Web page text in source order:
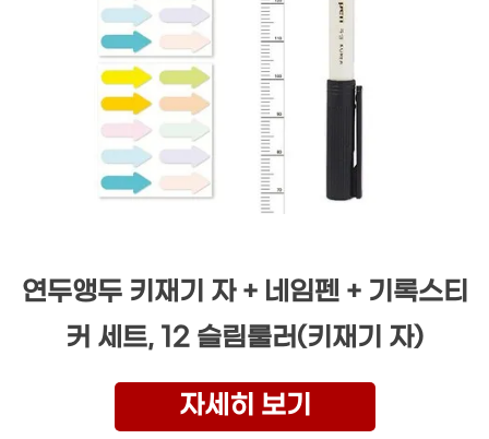
연두앵두 키재기 자 + 네임펜 + 기록스티
커 세트, 12 슬림룰러(키재기 자)
자세히 보기